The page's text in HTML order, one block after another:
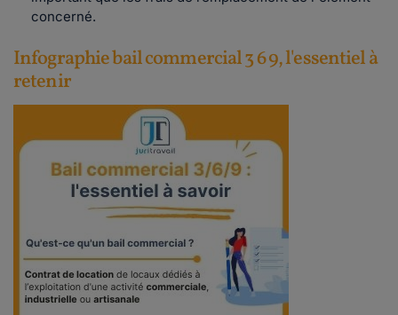
concerné.
Infographie bail commercial 3 6 9, l'essentiel à
retenir